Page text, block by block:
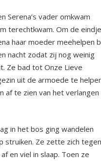
Serena’s vader omkwam
terechtkwam. Om de
haar moeder meehelpen
nacht zodat zij nog weinig
Ze bad tot Onze Lieve
uit de armoede te
af te zien van het verlangen
in het bos ging wandelen
struiken. Ze zette zich tegen
en viel in slaap. Toen ze